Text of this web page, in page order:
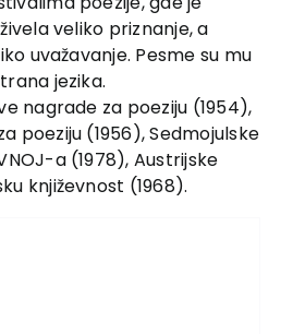
veliko priznanje, a
uvažavanje. Pesme su mu
jezika.
nagrade za poeziju (1954),
poeziju (1956), Sedmojulske
a (1978), Austrijske
književnost (1968).